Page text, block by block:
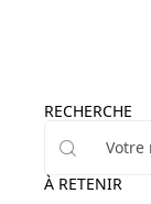
RECHERCHE
À RETENIR